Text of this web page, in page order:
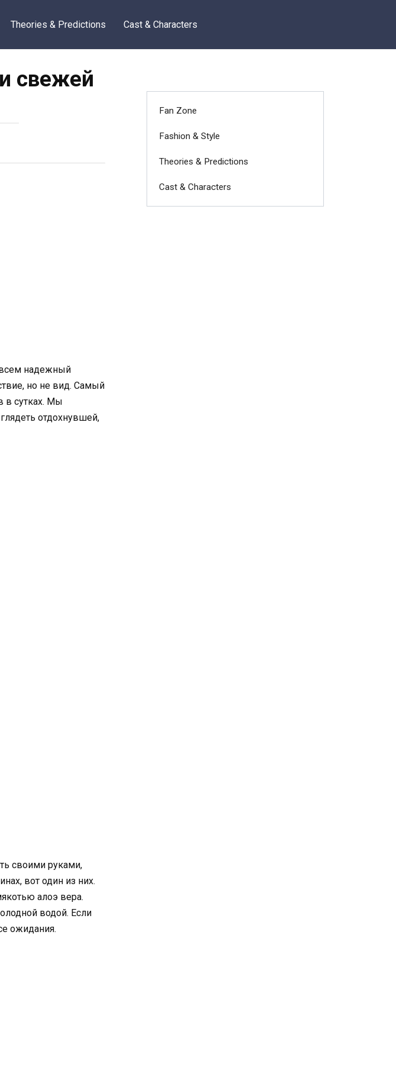
Theories & Predictions Cast & Characters
свежей
надежный
но не вид. Самый
в сутках. Мы
отдохнувшей,
своими руками,
вот один из них.
алоэ вера.
водой. Если
ожидания.
Fan Zone
Fashion & Style
Theories & Predictions
Cast & Characters